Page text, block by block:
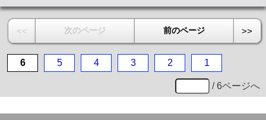
<< 次のページ 前のページ >>
6 5 4 3 2 1
/ 6ページへ